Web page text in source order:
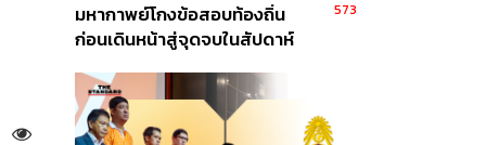
มหากาพย์โกงข้อสอบท้องถิ่น
ก่อนเดินหน้าสู่จุดจบในสัปดาห์
573